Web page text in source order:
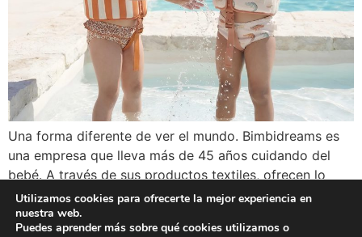
Una forma diferente de ver el mundo. Bimbidreams es
una empresa que lleva más de 45 años cuidando del
bebé. A través de sus productos textiles, ofrecen lo
mejor del diseño y de la calidad en artículos como
fundas nórdicas, bolsos, artículos de regalo, sacos,
edredones, cojines, entre una amplia variedad de
Utilizamos cookies para ofrecerte la mejor experiencia en
nuestra web.
Puedes aprender más sobre qué cookies utilizamos o